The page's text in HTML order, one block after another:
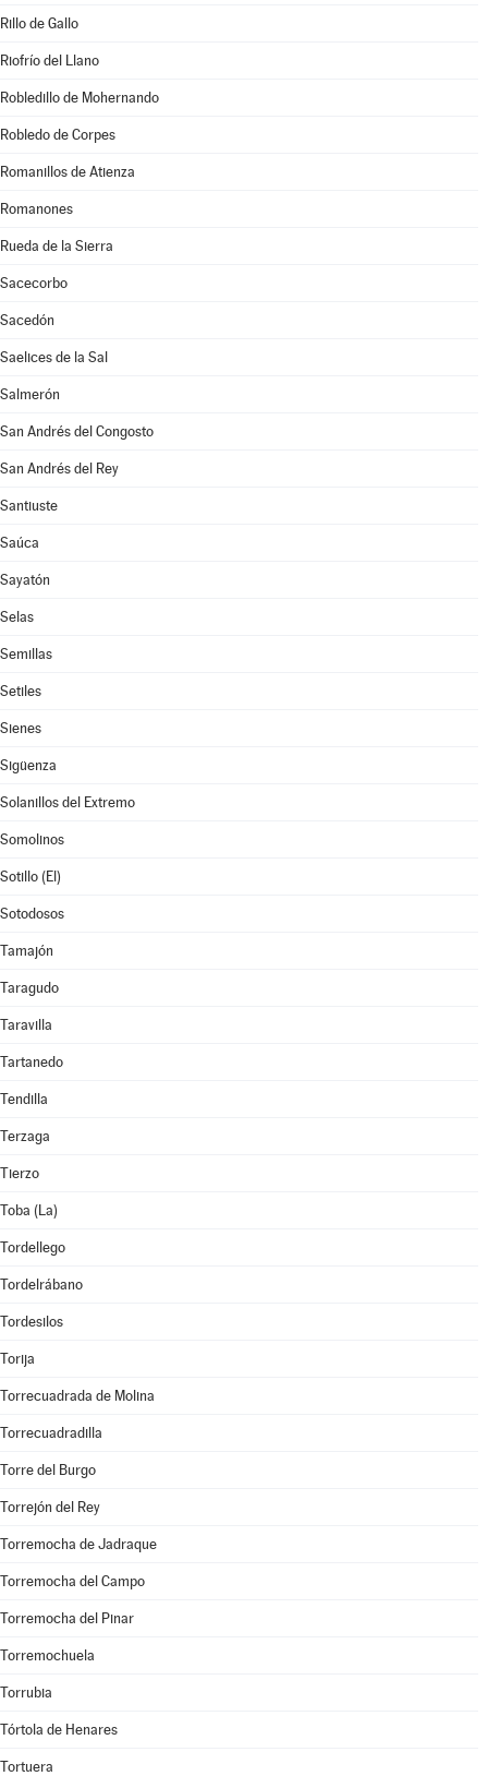
Rillo de Gallo
Riofrío del Llano
Robledillo de Mohernando
Robledo de Corpes
Romanillos de Atienza
Romanones
Rueda de la Sierra
Sacecorbo
Sacedón
Saelices de la Sal
Salmerón
San Andrés del Congosto
San Andrés del Rey
Santiuste
Saúca
Sayatón
Selas
Semillas
Setiles
Sienes
Sigüenza
Solanillos del Extremo
Somolinos
Sotillo (El)
Sotodosos
Tamajón
Taragudo
Taravilla
Tartanedo
Tendilla
Terzaga
Tierzo
Toba (La)
Tordellego
Tordelrábano
Tordesilos
Torija
Torrecuadrada de Molina
Torrecuadradilla
Torre del Burgo
Torrejón del Rey
Torremocha de Jadraque
Torremocha del Campo
Torremocha del Pinar
Torremochuela
Torrubia
Tórtola de Henares
Tortuera